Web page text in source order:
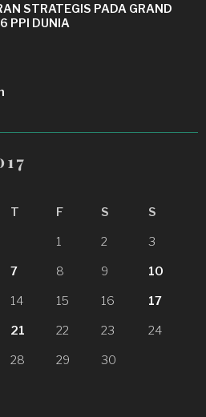
STRATEGIS PADA GRAND
PPI DUNIA
T F S S
1 2 3
7 8 9 10
14 15 16 17
21 22 23 24
28 29 30